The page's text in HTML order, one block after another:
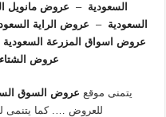
السعودية – عروض مانويل
السعودية – عروض الراية
عروض اسواق المزرعة السعودية
عروض
يتمنى موقع عروض السوق
للعروض …. كما يتنمى